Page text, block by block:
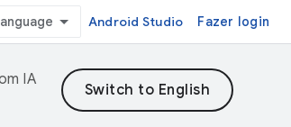
Android Studio Fazer login
IA